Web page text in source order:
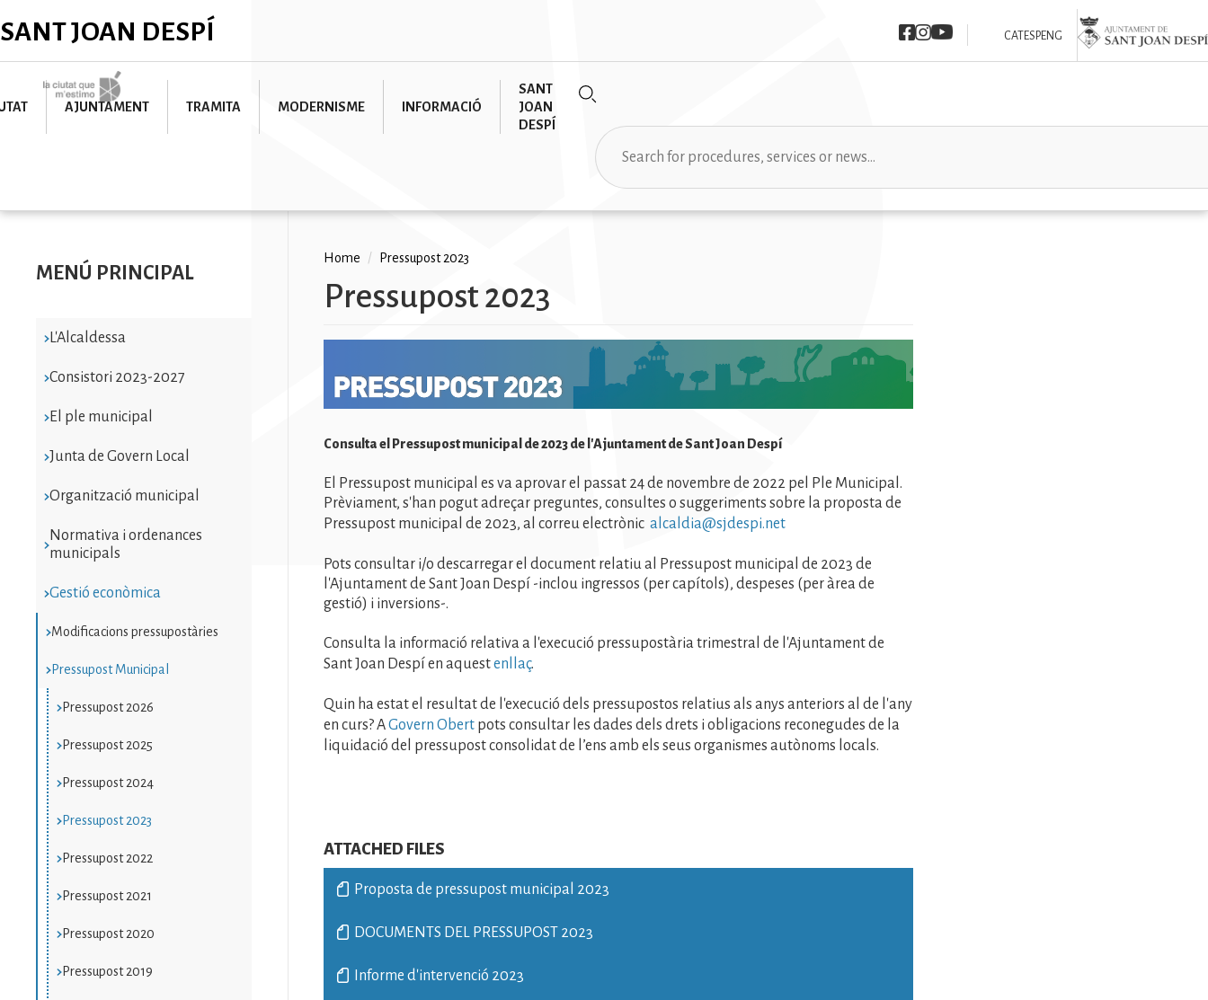
to
SANT JOAN DESPÍ Imatge
Imatge
Imatge CAT ESPENG
Imatge
Imatge
AJUNTAMENT TRAMITA MODERNISME INFORMACIÓ
SANT
JOAN
DESPÍ
Search
MENÚ PRINCIPAL
L'Alcaldessa
Consistori 2023-2027
El ple municipal
Junta de Govern Local
Organització municipal
Normativa i ordenances
municipals
Gestió econòmica
Modificacions pressupostàries
Pressupost Municipal
Pressupost 2026
Pressupost 2025
Pressupost 2024
Pressupost 2023
Pressupost 2022
Pressupost 2021
Pressupost 2020
Pressupost 2019
Breadcrumb
Home / Pressupost 2023
Pressupost 2023
Consulta el Pressupost municipal de 2023 de l'Ajuntament de Sant Joan Despí
El Pressupost municipal es va aprovar el passat 24 de novembre de 2022 pel Ple Municipal.
Prèviament, s'han pogut adreçar preguntes, consultes o suggeriments sobre la proposta de
Pressupost municipal de 2023, al correu electrònic alcaldia@sjdespi.net
Pots consultar i/o descarregar el document relatiu al Pressupost municipal de 2023 de
l'Ajuntament de Sant Joan Despí -inclou ingressos (per capítols), despeses (per àrea de
gestió) i inversions-.
Consulta la informació relativa a l'execució pressupostària trimestral de l'Ajuntament de
Sant Joan Despí en aquestenllaç.
Quin ha estat el resultat de l'execució dels pressupostos relatius als anys anteriors al de l'any
en curs? AGovern Obert pots consultar les dades dels drets i obligacions reconegudes de la
liquidació del pressupost consolidat de l’ens amb els seus organismes autònoms locals.
ATTACHED FILES
Proposta de pressupost municipal 2023
DOCUMENTS DEL PRESSUPOST 2023
Informe d'intervenció 2023